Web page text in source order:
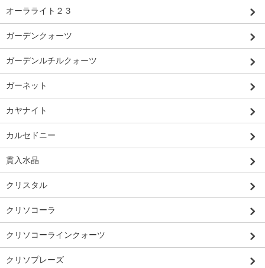
オーラライト２３
ガーデンクォーツ
ガーデンルチルクォーツ
ガーネット
カヤナイト
カルセドニー
貫入水晶
クリスタル
クリソコーラ
クリソコーラインクォーツ
クリソプレーズ